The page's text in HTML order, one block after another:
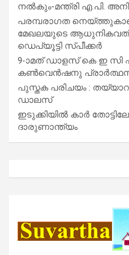
നൽകും-മന്ത്രി എ.പി.
പരമ്പരാഗത
മേഖലയുടെ
ഡെപ്യൂട്ടി സ്പീക്കർ
9-ാമത് ഡാളസ് കെ ഇ
കൺവെൻഷനു
പുസ്തക പരിചയം :
ഡാലസ്
ഇടുക്കിയിൽ കാർ
ദാരുണാന്ത്യം